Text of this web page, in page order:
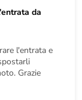
da
l'entrata e
Grazie